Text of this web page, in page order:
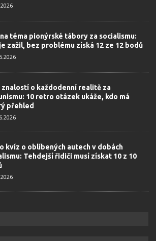
téma pionýrské tábory za socialismu:
zažil, bez problému získá 12 ze 12 bodů
znalostí o každodenní realitě za
10 retro otázek ukáže, kdo má
přehled
kvíz o oblíbených autech v dobách
Tehdejší řidiči musí získat 10 z 10